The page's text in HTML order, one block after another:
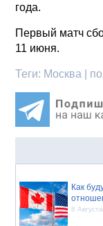
года.
Первый матч
11 июня.
Теги: Москва |
Как
8